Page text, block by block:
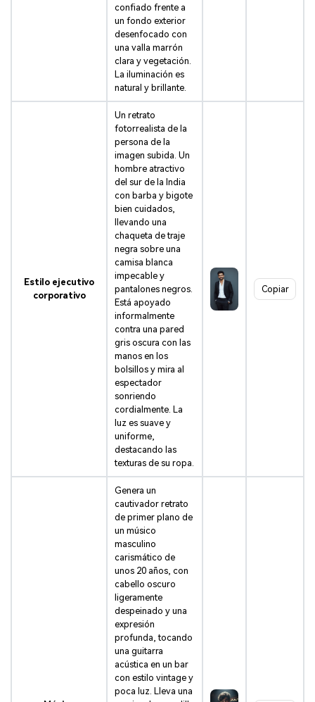
confiado frente a
un fondo exterior
desenfocado con
una valla marrón
clara y vegetación.
La iluminación es
natural y brillante.
Estilo ejecutivo
corporativo
Un retrato
fotorrealista de la
persona de la
imagen subida. Un
hombre atractivo
del sur de la India
con barba y bigote
bien cuidados,
llevando una
chaqueta de traje
negra sobre una
camisa blanca
impecable y
pantalones negros.
Está apoyado
informalmente
contra una pared
gris oscura con las
manos en los
bolsillos y mira al
espectador
sonriendo
cordialmente. La
luz es suave y
uniforme,
destacando las
texturas de su ropa.
Copiar
Genera un
cautivador retrato
de primer plano de
un músico
masculino
carismático de
unos 20 años, con
cabello oscuro
ligeramente
despeinado y una
expresión
profunda, tocando
una guitarra
acústica en un bar
con estilo vintage y
poca luz. Lleva una